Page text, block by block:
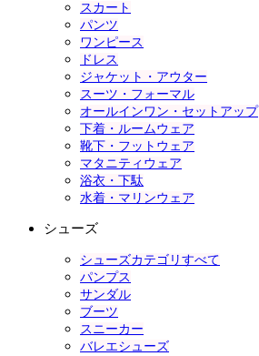
スカート
パンツ
ワンピース
ドレス
ジャケット・アウター
スーツ・フォーマル
オールインワン・セットアップ
下着・ルームウェア
靴下・フットウェア
マタニティウェア
浴衣・下駄
水着・マリンウェア
シューズ
シューズカテゴリすべて
パンプス
サンダル
ブーツ
スニーカー
バレエシューズ